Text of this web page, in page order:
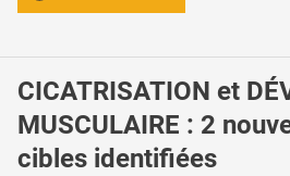
CICATRISATION et
MUSCULAIRE : 2
cibles identifiées